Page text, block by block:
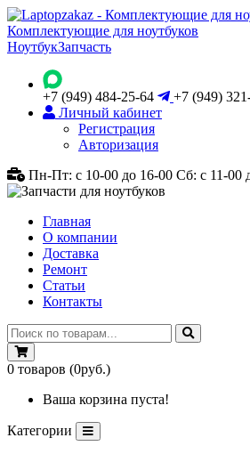
Комплектующие для ноутбуков
НоутбукЗапчасть
+7 (949) 484-25-64
+7 (949)
Личный кабинет
Регистрация
Авторизация
Пн-Пт: с 10-00 до 16-00 Сб: с 11-00
Главная
О компании
Доставка
Ремонт
Статьи
Контакты
0 товаров (0руб.)
Ваша корзина пуста!
Категории